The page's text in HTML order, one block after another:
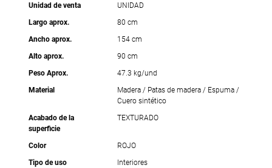
Unidad de venta
UNIDAD
Largo aprox.
80 cm
Ancho aprox.
154 cm
Alto aprox.
90 cm
Peso Aprox.
47.3 kg/und
Material
Madera / Patas de madera / Espuma /
Cuero sintético
Acabado de la
superficie
TEXTURADO
Color
ROJO
Tipo de uso
Interiores